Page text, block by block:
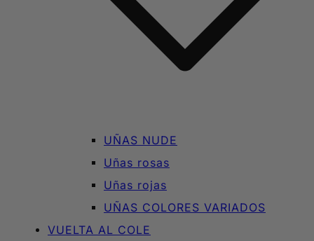
UÑAS NUDE
Uñas rosas
Uñas rojas
UÑAS COLORES VARIADOS
VUELTA AL COLE